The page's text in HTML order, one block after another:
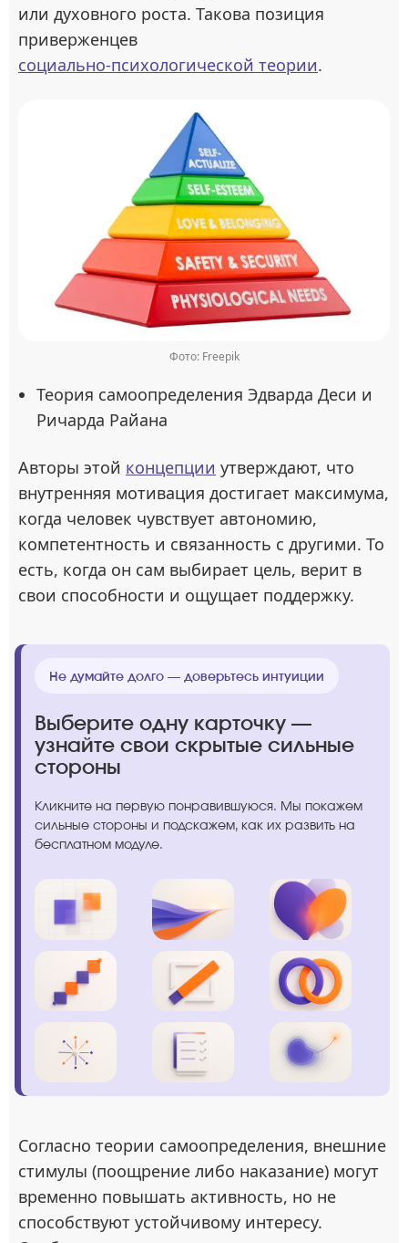
или духовного роста. Такова позиция
приверженцев
социально-психологической теории.
Фото: Freepik
Теория самоопределения Эдварда Деси и
Ричарда Райана
Авторы этой концепции утверждают, что
внутренняя мотивация достигает максимума,
когда человек чувствует автономию,
компетентность и связанность с другими. То
есть, когда он сам выбирает цель, верит в
свои способности и ощущает поддержку.
Не думайте долго — доверьтесь интуиции
Выберите одну карточку —
узнайте свои скрытые сильные
стороны
Кликните на первую понравившуюся. Мы покажем
сильные стороны и подскажем, как их развить на
бесплатном модуле.
Согласно теории самоопределения, внешние
стимулы (поощрение либо наказание) могут
временно повышать активность, но не
способствуют устойчивому интересу.